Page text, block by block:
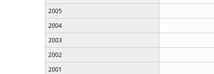
2005
2004
2003
2002
2001